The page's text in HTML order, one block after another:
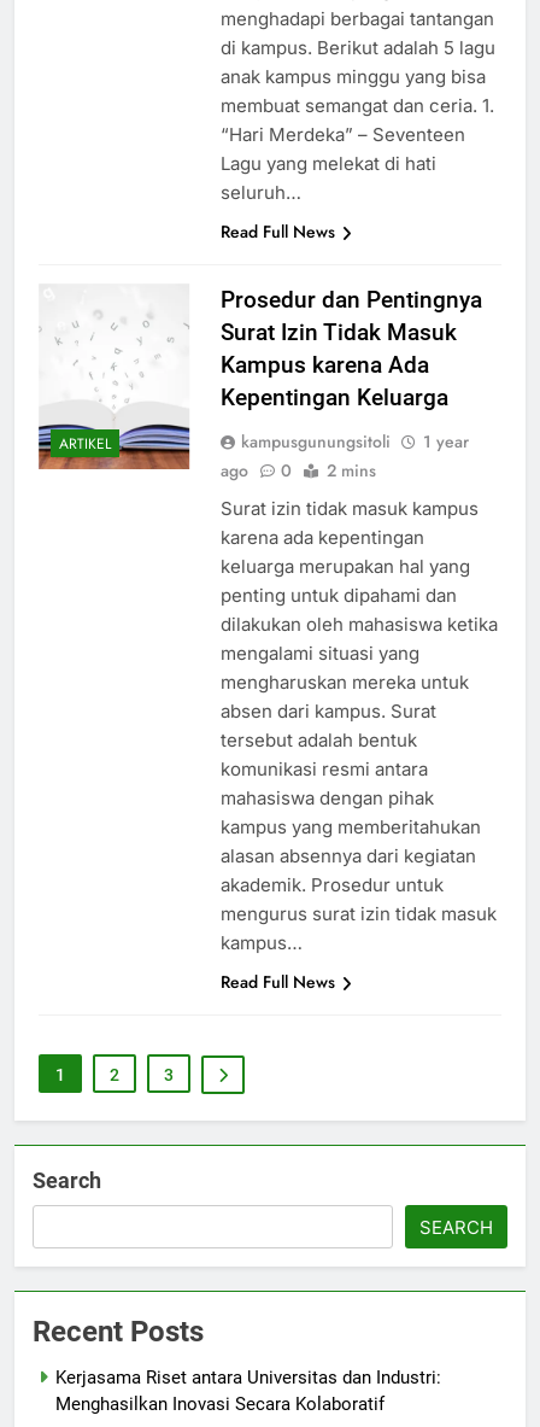
menghadapi berbagai tantangan
di kampus. Berikut adalah 5 lagu
anak kampus minggu yang bisa
membuat semangat dan ceria. 1.
“Hari Merdeka” – Seventeen
Lagu yang melekat di hati
seluruh…
Read Full News
ARTIKEL
Prosedur dan Pentingnya
Surat Izin Tidak Masuk
Kampus karena Ada
Kepentingan Keluarga
kampusgunungsitoli
1 year
ago
0 2 mins
Surat izin tidak masuk kampus
karena ada kepentingan
keluarga merupakan hal yang
penting untuk dipahami dan
dilakukan oleh mahasiswa ketika
mengalami situasi yang
mengharuskan mereka untuk
absen dari kampus. Surat
tersebut adalah bentuk
komunikasi resmi antara
mahasiswa dengan pihak
kampus yang memberitahukan
alasan absennya dari kegiatan
akademik. Prosedur untuk
mengurus surat izin tidak masuk
kampus…
Read Full News
1 2 3
Search
SEARCH
Recent Posts
Kerjasama Riset antara Universitas dan Industri:
Menghasilkan Inovasi Secara Kolaboratif